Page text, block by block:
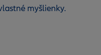
myšlienky.